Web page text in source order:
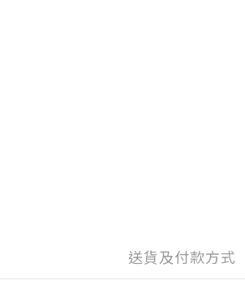
送貨及付款方式